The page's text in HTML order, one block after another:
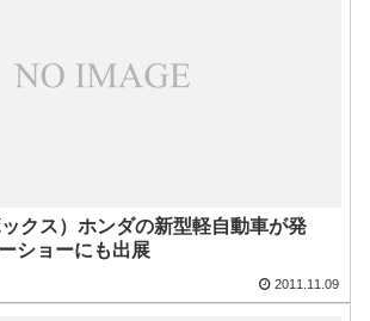
クス）ホンダの新型軽自動車が発
ショーにも出展
2011.11.09